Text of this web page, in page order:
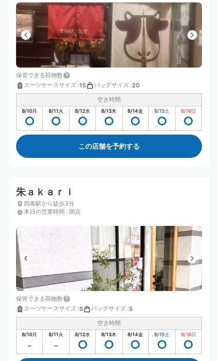
保管できる荷物数
スーツケースサイズ :15 バッグサイズ :20
空き時間
8/10月 8/11火 8/12水 8/13木 8/14金 8/15土 8/16日
この店舗を予約する
朱ａｋａｒｉ
四条駅から徒歩3分
本日の営業時間 : 閉店
保管できる荷物数
スーツケースサイズ :5 バッグサイズ :5
空き時間
8/10月 8/11火 8/12水 8/13木 8/14金 8/15土 8/16日